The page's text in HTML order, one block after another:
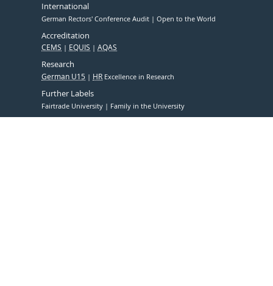
International
German Rectors' Conference Audit Open to the World
Accreditation
CEMS EQUIS AQAS
Research
German U15 HR Excellence in Research
Further Labels
Fairtrade University Family in the University